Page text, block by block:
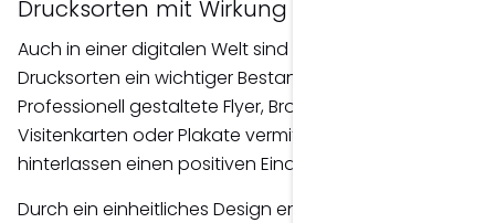
Drucksorten mit Wirkung
Auch in einer digitalen Welt sind hochwertige
Drucksorten ein wichtiger Bestandteil des Marketings.
Professionell gestaltete Flyer, Broschüren,
Visitenkarten oder Plakate vermitteln Qualität und
hinterlassen einen positiven Eindruck.
Durch ein einheitliches Design entsteht ein